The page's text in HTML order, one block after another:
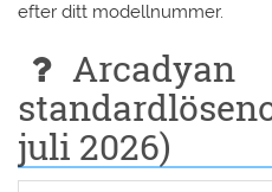
efter ditt modellnummer.
Arcadyan
juli 2026)